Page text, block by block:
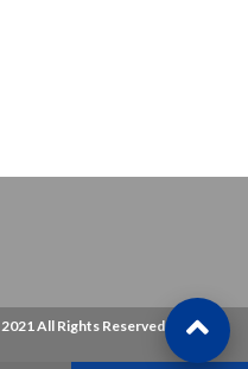
, 2021 All Rights Reserved.